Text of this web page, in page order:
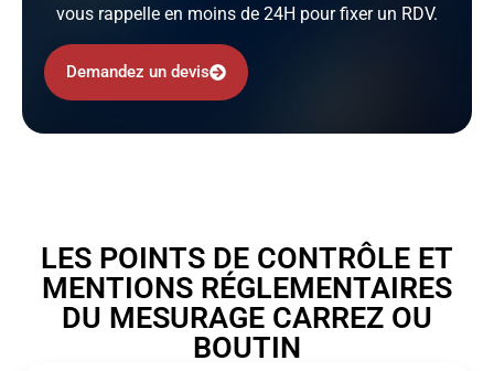
vous rappelle en moins de 24H pour fixer un RDV.
Demandez un devis
LES POINTS DE CONTRÔLE ET
MENTIONS RÉGLEMENTAIRES
DU MESURAGE CARREZ OU
BOUTIN